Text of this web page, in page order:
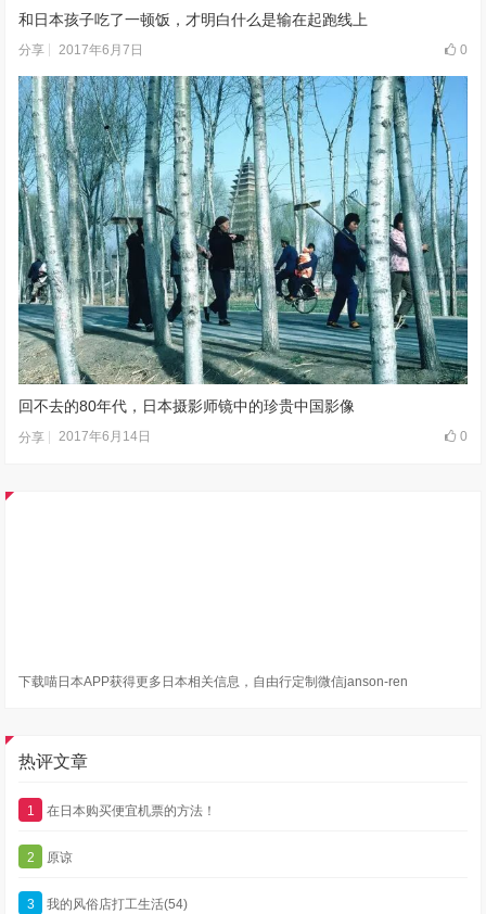
和日本孩子吃了一顿饭，才明白什么是输在起跑线上
分享 2017年6月7日 0
回不去的80年代，日本摄影师镜中的珍贵中国影像
分享 2017年6月14日 0
下载喵日本APP获得更多日本相关信息，自由行定制微信janson-ren
热评文章
1 在日本购买便宜机票的方法！
2 原谅
3 我的风俗店打工生活(54)